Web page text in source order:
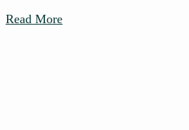
Read More